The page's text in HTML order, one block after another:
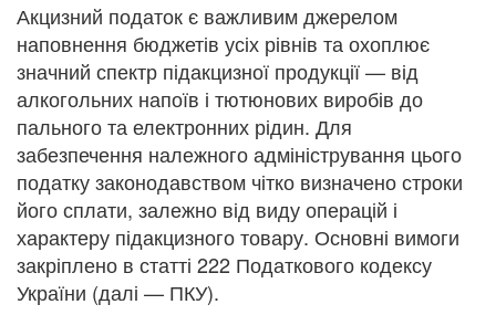
Акцизний податок є важливим джерелом
наповнення бюджетів усіх рівнів та охоплює
значний спектр підакцизної продукції — від
алкогольних напоїв і тютюнових виробів до
пального та електронних рідин. Для
забезпечення належного адміністрування цього
податку законодавством чітко визначено строки
його сплати, залежно від виду операцій і
характеру підакцизного товару. Основні вимоги
закріплено в статті 222 Податкового кодексу
України (далі — ПКУ).